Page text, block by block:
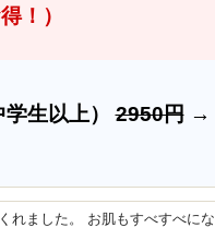
！）
学生以上）2950円→
れました。 お肌もすべすべに